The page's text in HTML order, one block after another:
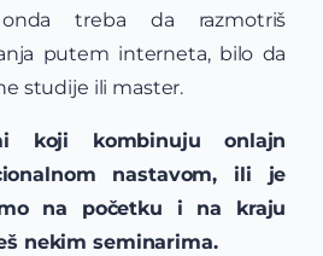
treba da razmotriš
putem interneta, bilo da
studije ili master.
koji kombinuju onlajn
nastavom, ili je
na početku i na kraju
nekim seminarima.